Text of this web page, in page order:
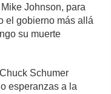
Johnson, para
el gobierno más allá
su muerte
Schumer
esperanzas a la